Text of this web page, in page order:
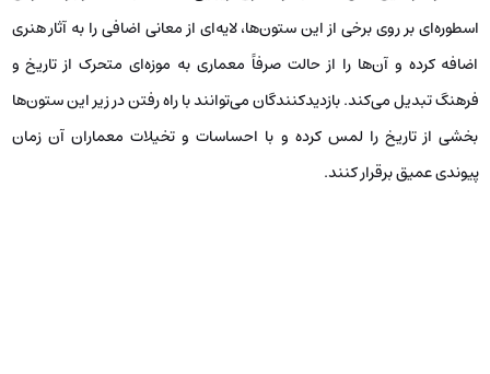
اسطوره‌ای بر روی برخی از این ستون‌ها، لایه‌ای از معانی اضافی را به آثار هنری
اضافه کرده و آن‌ها را از حالت صرفاً معماری به موزه‌ای متحرک از تاریخ و
فرهنگ تبدیل می‌کند. بازدیدکنندگان می‌توانند با راه رفتن در زیر این ستون‌ها
بخشی از تاریخ را لمس کرده و با احساسات و تخیلات معماران آن زمان
پیوندی عمیق برقرار کنند.